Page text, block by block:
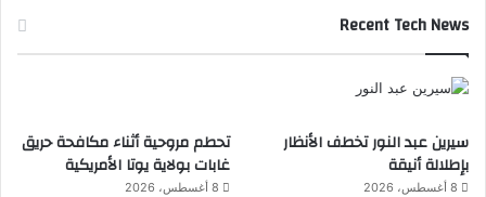
ة
Recent Tech News
سيرين عبد النور تخطف الأنظار
بإطلالة أنيقة
8 أغسطس، 2026
تحطم مروحية أثناء مكافحة حريق
غابات بولاية يوتا الأمريكية
8 أغسطس، 2026